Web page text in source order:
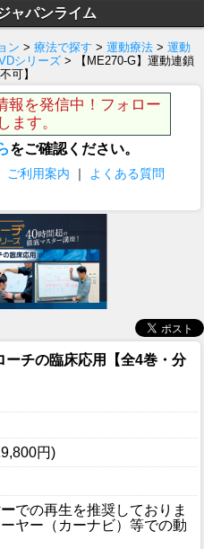
ャパンライム
ン > 療法で探す > 運動療法 > 運動
シリーズ > 【ME270-G】運動連鎖
可】
報を発信中！フォロー
ます。
をご確認ください。
ご利用案内 ｜ よくある質問
ーチの臨床応用【全4巻・分
円)
での再生を推奨しておりま
ヤー（カーナビ）等での動